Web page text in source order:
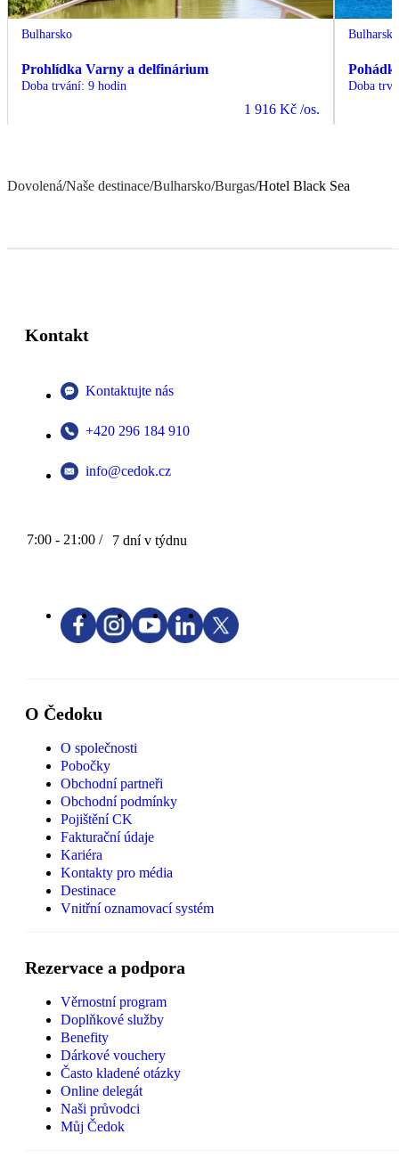
Bulharsko
Prohlídka Varny a delfinárium
Doba trvání: 9 hodin
1 916 Kč /os.
Bulharsko
Doba
Dovolená/Naše destinace/Bulharsko/Burgas/Hotel Black Sea
Kontakt
Kontaktujte nás
+420 296 184 910
info@cedok.cz
7:00 - 21:00 / 7 dní v týdnu
O Čedoku
O společnosti
Pobočky
Obchodní partneři
Obchodní podmínky
Pojištění CK
Fakturační údaje
Kariéra
Kontakty pro média
Destinace
Vnitřní oznamovací systém
Rezervace a podpora
Věrnostní program
Doplňkové služby
Benefity
Dárkové vouchery
Často kladené otázky
Online delegát
Naši průvodci
Můj Čedok